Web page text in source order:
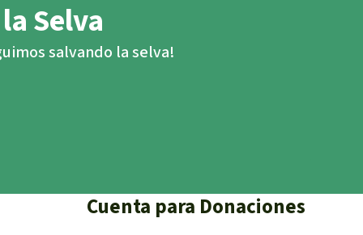
Selva
salvando la selva!
Cuenta para Donaciones